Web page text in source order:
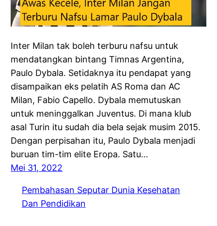
Inter Milan tak boleh terburu nafsu untuk
mendatangkan bintang Timnas Argentina,
Paulo Dybala. Setidaknya itu pendapat yang
disampaikan eks pelatih AS Roma dan AC
Milan, Fabio Capello. Dybala memutuskan
untuk meninggalkan Juventus. Di mana klub
asal Turin itu sudah dia bela sejak musim 2015.
Dengan perpisahan itu, Paulo Dybala menjadi
buruan tim-tim elite Eropa. Satu…
Mei 31, 2022
Pembahasan Seputar Dunia Kesehatan
Dan Pendidikan